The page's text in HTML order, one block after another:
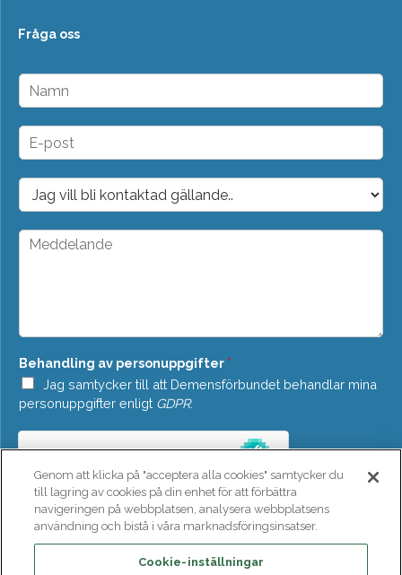
Fråga oss
N
m
n
E
p
o
t
*
D
o
p
M
a
d
e
*
Behandling av personuppgifter *
Jag samtycker till att Demensförbundet behandlar mina
personuppgifter enligt GDPR.
SKICKA
Genom att klicka på "acceptera alla cookies" samtycker du
till lagring av cookies på din enhet för att förbättra
navigeringen på webbplatsen, analysera webbplatsens
användning och bistå i våra marknadsföringsinsatser.
Cookie-inställningar